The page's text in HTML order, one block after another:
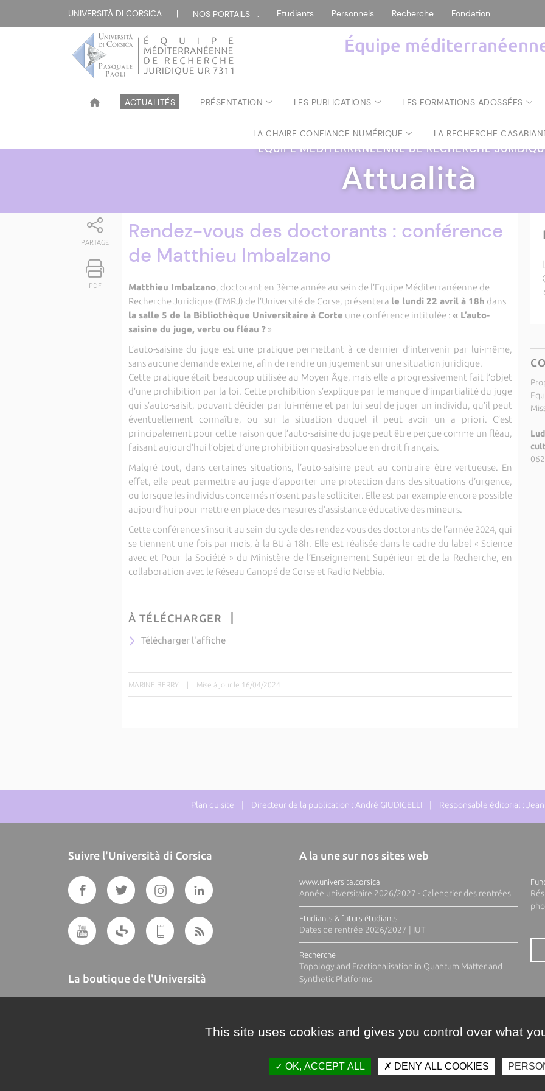
UNIVERSITÀ DI CORSICA | NOS PORTAILS : Etudiants Personnels Recherche Fondation
Équipe
ACTUALITÉS PRÉSENTATION LES PUBLICATIONS LES FORMATIONS ADOSSÉES
LA CHAIRE CONFIANCE NUMÉRIQUE LA RECHERCHE
ÉQUIPE MÉDITERRANÉENNE DE RECHERCHE
Attualità
PARTAGE
PDF
Rendez-vous des doctorants : conférence
de Matthieu Imbalzano
Matthieu Imbalzano, doctorant en 3ème année au sein de l’Equipe Méditerranéenne de
Recherche Juridique (EMRJ) de l’Université de Corse, présentera le lundi 22 avril à 18h dans
la salle 5 de la Bibliothèque Universitaire à Corte une conférence intitulée : « L’auto-
saisine du juge, vertu ou fléau ?»
L’auto-saisine du juge est une pratique permettant à ce dernier d’intervenir par lui-même,
sans aucune demande externe, afin de rendre un jugement sur une situation juridique.
Cette pratique était beaucoup utilisée au Moyen Âge, mais elle a progressivement fait l’objet
d’une prohibition par la loi. Cette prohibition s’explique par le manque d’impartialité du juge
qui s’auto-saisit, pouvant décider par lui-même et par lui seul de juger un individu, qu’il peut
éventuellement connaître, ou sur la situation duquel il peut avoir un a priori. C’est
principalement pour cette raison que l’auto-saisine du juge peut être perçue comme un fléau,
faisant aujourd’hui l’objet d’une prohibition quasi-absolue en droit français.
Malgré tout, dans certaines situations, l’auto-saisine peut au contraire être vertueuse. En
effet, elle peut permettre au juge d’apporter une protection dans des situations d’urgence,
ou lorsque les individus concernés n’osent pas le solliciter. Elle est par exemple encore possible
aujourd’hui pour mettre en place des mesures d’assistance éducative des mineurs.
Cette conférence s’inscrit au sein du cycle des rendez-vous des doctorants de l’année 2024, qui
se tiennent une fois par mois, à la BU à 18h. Elle est réalisée dans le cadre du label « Science
avec et Pour la Société » du Ministère de l’Enseignement Supérieur et de la Recherche, en
collaboration avec le Réseau Canopé de Corse et Radio Nebbia.
À TÉLÉCHARGER
Télécharger l'affiche
MARINE BERRY | Mise à jour le 16/04/2024
Plan du site | Directeur de la publication : André GIUDICELLI | Responsable éditorial :
Suivre l'Università di Corsica
La boutique de l'Università
A la une sur nos sites web
www.universita.corsica
Année universitaire 2026/2027 - Calendrier des rentrées
Etudiants & futurs étudiants
Dates de rentrée 2026/2027 | IUT
Recherche
Topology and Fractionalisation in Quantum Matter and
Synthetic Platforms
This site uses cookies and gives you control over what
OK, ACCEPT ALL DENY ALL COOKIES